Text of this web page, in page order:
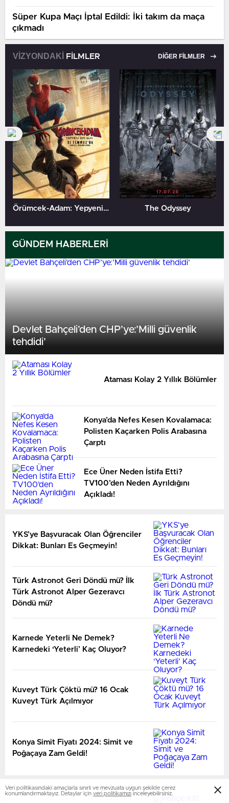
Süper Kupa Maçı İptal Edildi: İki takım da maça
çıkmadı
VİZYONDAKİ FİLMLER DİĞER FİLMLER
Örümcek-Adam: Yepyeni Bir Gün The Odyssey
GÜNDEM HABERLERİ
Devlet Bahçeli’den CHP’ye:’Milli güvenlik
tehdidi’
Ataması Kolay 2 Yıllık Bölümler
Konya’da Nefes Kesen Kovalamaca:
Polisten Kaçarken Polis Arabasına
Çarptı
Ece Üner Neden İstifa Etti?
TV100’den Neden Ayrıldığını
Açıkladı!
YKS’ye Başvuracak Olan Öğrenciler
Dikkat: Bunları Es Geçmeyin!
Türk Astronot Geri Döndü mü? İlk
Türk Astronot Alper Gezeravcı
Döndü mü?
Karnede Yeterli Ne Demek?
Karnedeki ‘Yeterli’ Kaç Oluyor?
Kuveyt Türk Çöktü mü? 16 Ocak
Kuveyt Türk Açılmıyor
Konya Simit Fiyatı 2024: Simit ve
Poğaçaya Zam Geldi!
Veri politikasındaki amaçlarla sınırlı ve mevzuata uygun şekilde çerez
konumlandırmaktayız. Detaylar için veri politikamızı inceleyebilirsiniz.